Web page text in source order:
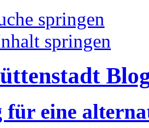
springen
springen
für eine